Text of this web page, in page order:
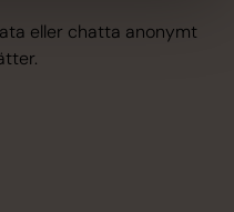
eller chatta anonymt